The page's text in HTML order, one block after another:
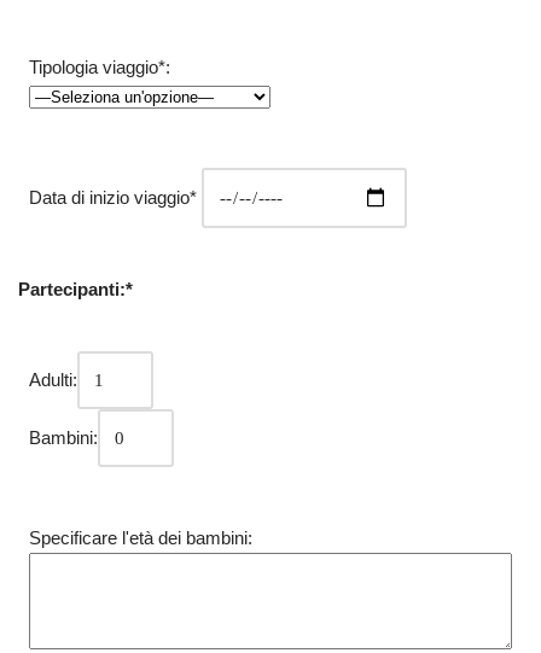
Tipologia viaggio*:
Data di inizio viaggio*
Partecipanti:*
Adulti:
Bambini:
Specificare l'età dei bambini: